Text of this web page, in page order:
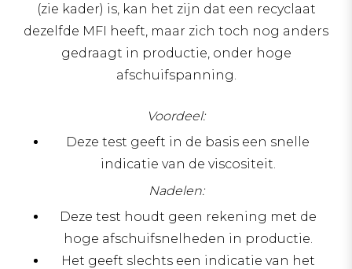
(zie kader) is, kan het zijn dat een recyclaat
dezelfde MFI heeft, maar zich toch nog anders
gedraagt in productie, onder hoge
afschuifspanning.
Voordeel:
Deze test geeft in de basis een snelle
indicatie van de viscositeit.
Nadelen:
Deze test houdt geen rekening met de
hoge afschuifsnelheden in productie.
Het geeft slechts een indicatie van het